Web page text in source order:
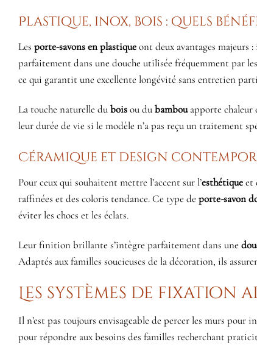
Plastique, inox, bois : quels
Les porte-savons en plastiqueont deux avantages majeurs
parfaitement dans une douche utilisée fréquemment par
ce qui garantit une excellente longévité sans entretien
La touche naturelle duboisou dubambouapporte chaleur
leur durée de vie si le modèle n’a pas reçu un traitement
Céramique et design
Pour ceux qui souhaitent mettre l’accent sur l’esthétiqueet
raffinées et des coloris tendance. Ce type de porte-savon
éviter les chocs et les éclats.
Leur finition brillante s’intègre parfaitement dans une
Adaptés aux familles soucieuses de la décoration, ils
Les systèmes de fixation
Il n’est pas toujours envisageable de percer les murs pour
pour répondre aux besoins des familles recherchant